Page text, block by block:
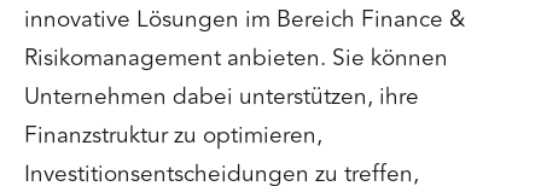
innovative Lösungen im Bereich Finance &
Risikomanagement anbieten. Sie können
Unternehmen dabei unterstützen, ihre
Finanzstruktur zu optimieren,
Investitionsentscheidungen zu treffen,